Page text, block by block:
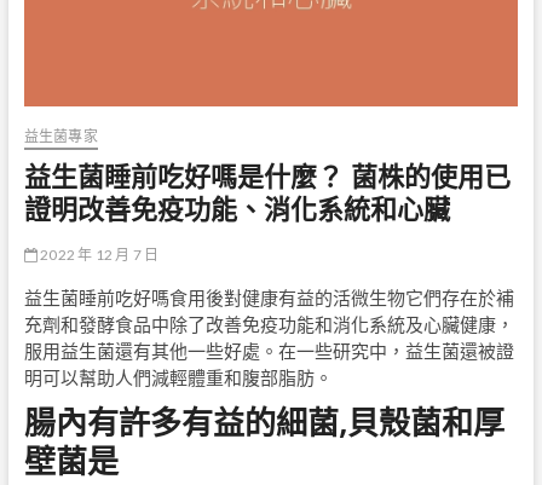
益生菌專家
益生菌睡前吃好嗎是什麼？ 菌株的使用已
證明改善免疫功能、消化系統和心臟
2022 年 12 月 7 日
益生菌睡前吃好嗎食用後對健康有益的活微生物它們存在於補
充劑和發酵食品中除了改善免疫功能和消化系統及心臟健康，
服用益生菌還有其他一些好處。在一些研究中，益生菌還被證
明可以幫助人們減輕體重和腹部脂肪。
腸內有許多有益的細菌,貝殼菌和厚
壁菌是